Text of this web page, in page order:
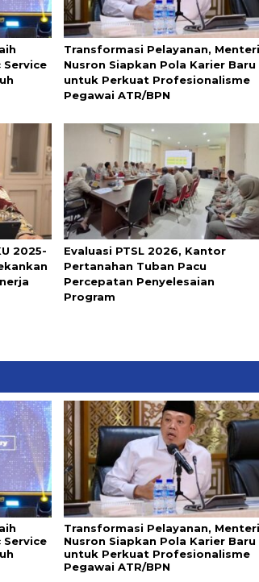
Service
Transformasi Pelayanan, Menteri
Nusron Siapkan Pola Karier Baru
untuk Perkuat Profesionalisme
Pegawai ATR/BPN
2025-
Evaluasi PTSL 2026, Kantor
Pertanahan Tuban Pacu
Percepatan Penyelesaian
Program
Service
Transformasi Pelayanan, Menteri
Nusron Siapkan Pola Karier Baru
untuk Perkuat Profesionalisme
Pegawai ATR/BPN